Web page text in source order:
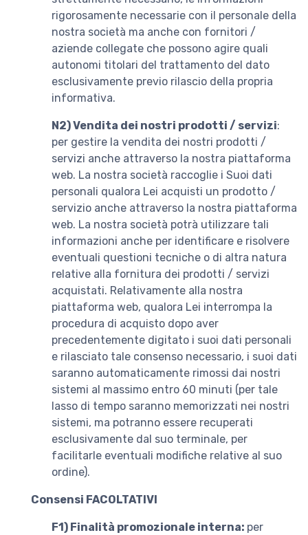
rigorosamente necessarie con il personale della
nostra società ma anche con fornitori /
aziende collegate che possono agire quali
autonomi titolari del trattamento del dato
esclusivamente previo rilascio della propria
informativa.
N2)Vendita dei nostri prodotti / servizi:
per gestire la vendita dei nostri prodotti /
servizi anche attraverso la nostra piattaforma
web. La nostra società raccoglie i Suoi dati
personali qualora Lei acquisti un prodotto /
servizio anche attraverso la nostra piattaforma
web. La nostra società potrà utilizzare tali
informazioni anche per identificare e risolvere
eventuali questioni tecniche o di altra natura
relative alla fornitura dei prodotti / servizi
acquistati. Relativamente alla nostra
piattaforma web, qualora Lei interrompa la
procedura di acquisto dopo aver
precedentemente digitato i suoi dati personali
e rilasciato tale consenso necessario, i suoi dati
saranno automaticamente rimossi dai nostri
sistemi al massimo entro 60 minuti (per tale
lasso di tempo saranno memorizzati nei nostri
sistemi, ma potranno essere recuperati
esclusivamente dal suo terminale, per
facilitarle eventuali modifiche relative al suo
ordine).
Consensi FACOLTATIVI
F1) Finalità promozionale interna: per